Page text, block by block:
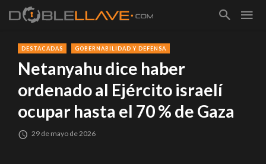
DESTACADAS GOBERNABILIDAD Y DEFENSA
Netanyahu dice haber
ordenado al Ejército israelí
ocupar hasta el 70 % de Gaza
29 de mayo de 2026